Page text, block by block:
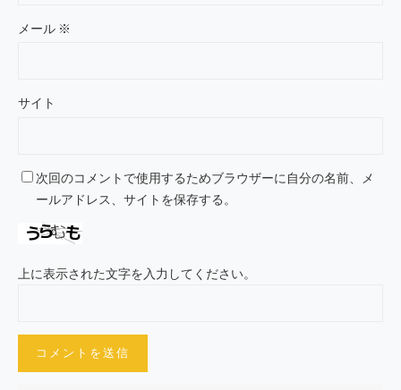
メール ※
サイト
次回のコメントで使用するためブラウザーに自分の名前、メ
ールアドレス、サイトを保存する。
上に表示された文字を入力してください。